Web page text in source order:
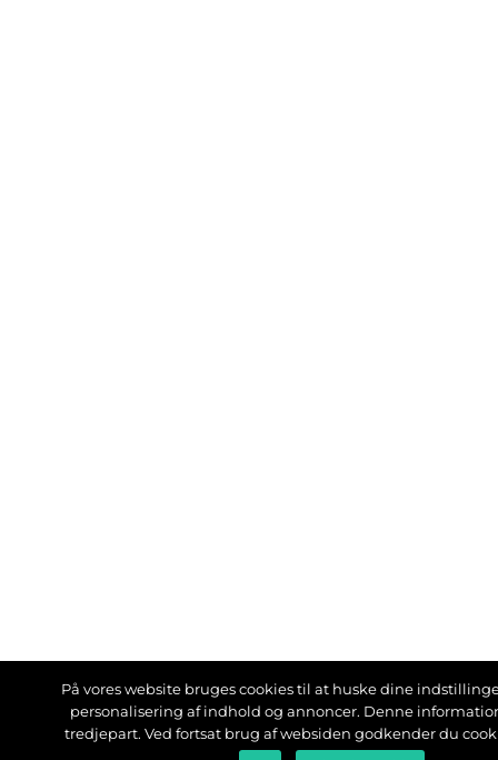
På vores website bruges cookies til at huske dine
personalisering af indhold og annoncer. Denne
tredjepart. Ved fortsat brug af websiden godkender du